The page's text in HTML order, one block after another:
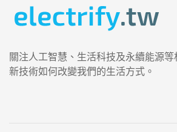
關注人工智慧、生活科技及永續能源
新技術如何改變我們的生活方式。